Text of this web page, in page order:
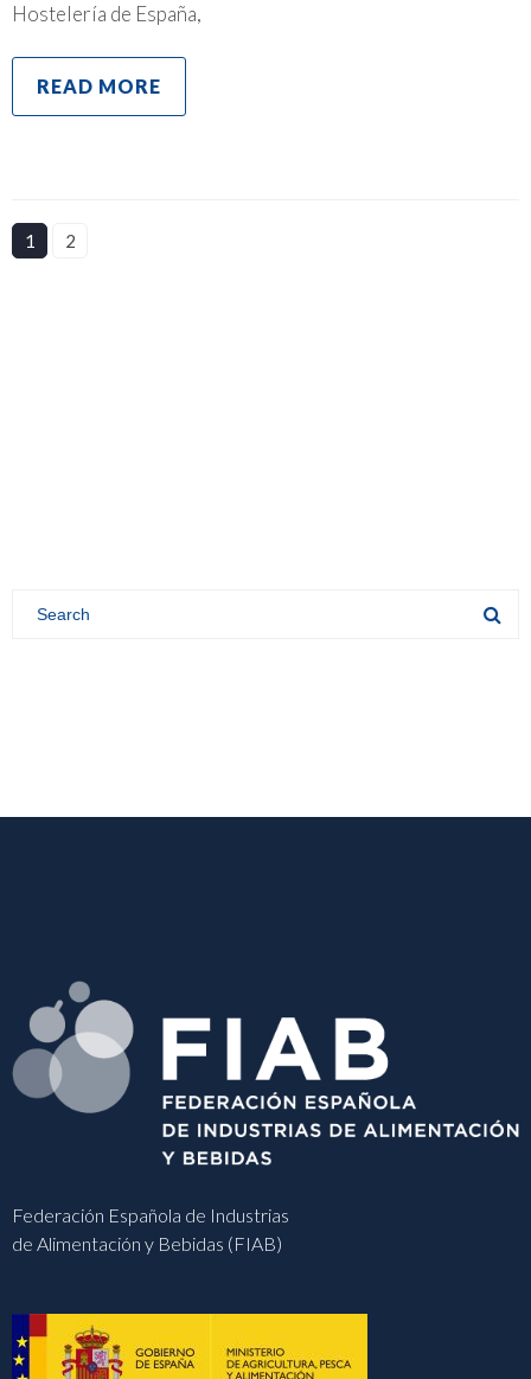
Hostelería de España,
READ MORE
1 2
Federación Española de Industrias
de Alimentación y Bebidas (FIAB)